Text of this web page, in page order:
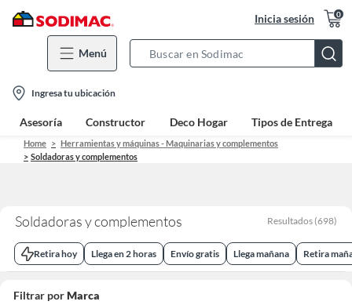
Inicia sesión 0
Menú
Bar
location-
icon
Ingresa tu ubicación
Asesoría Constructor Deco Hogar Tipos de Entrega
Home
Herramientas y máquinas - Maquinarias y complementos
Soldadoras y complementos
Soldadoras y complementos Resultados (698)
Retira hoy Llega en 2 horas Envío gratis Llega mañana Retira
Filtrar porMarca